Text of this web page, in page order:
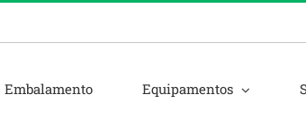
Embalamento Equipamentos